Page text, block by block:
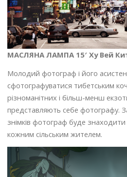
МАСЛЯНА ЛАМПА 15′ Ху Вей
Молодий фотограф і його
сфотографуватися тибетським
різноманітних і більш-менш
представляють себе фотографу.
знімків фотограф буде знаходити
кожним сільським жителем.